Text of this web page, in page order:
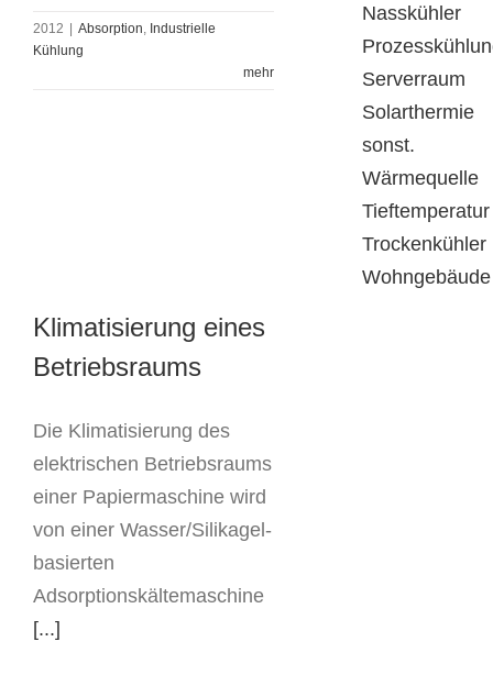
2012 | Absorption Industrielle
Kühlung
mehr
Klimatisierung
Klimatisierung eines
Betriebsraums
Die Klimatisierung des
elektrischen Betriebsraums
einer Papiermaschine wird
von einer Wasser/Silikagel-
basierten
Adsorptionskältemaschine
[...]
Nasskühler
Serverraum
Solarthermie
sonst.
Wärmequelle
Tieftemperatur
Trockenkühler
Wohngebäude